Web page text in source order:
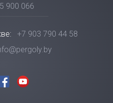
900 066
+7 903 790 44 58